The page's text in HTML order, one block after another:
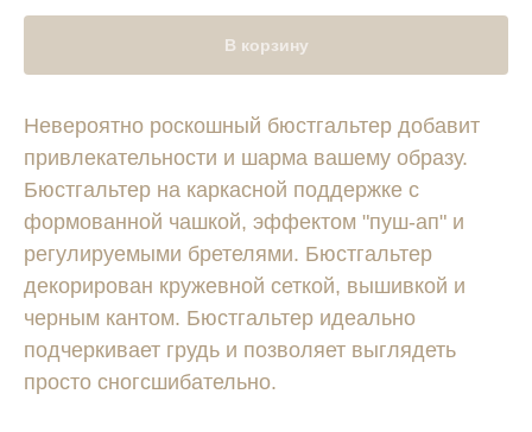
В корзину
Невероятно роскошный бюстгальтер добавит
привлекательности и шарма вашему образу.
Бюстгальтер на каркасной поддержке с
формованной чашкой, эффектом "пуш-ап" и
регулируемыми бретелями. Бюстгальтер
декорирован кружевной сеткой, вышивкой и
черным кантом. Бюстгальтер идеально
подчеркивает грудь и позволяет выглядеть
просто сногсшибательно.